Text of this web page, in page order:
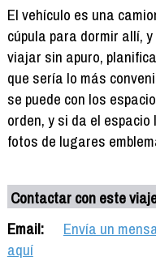
El vehículo es una
cúpula para dormir allí,
viajar sin apuro,
que sería lo más
se puede con los
orden, y si da el
fotos de lugares
Contactar con este
Email:
Envía un
aquí